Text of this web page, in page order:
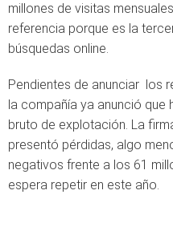
millones de visitas
referencia porque es la
búsquedas online.
Pendientes de anunciar los
la compañía ya anunció que
bruto de explotación. La
presentó pérdidas, algo
negativos frente a los 61
espera repetir en este año.